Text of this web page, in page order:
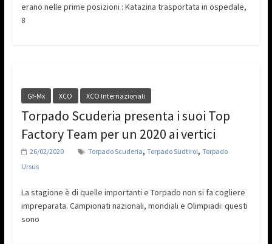
erano nelle prime posizioni : Katazina trasportata in ospedale,
8
Gf-Mx XCO XCO Internazionali
Torpado Scuderia presenta i suoi Top
Factory Team per un 2020 ai vertici
26/02/2020 Torpado Scuderia, Torpado Südtirol, Torpado
Ursus
La stagione è di quelle importanti e Torpado non si fa cogliere
impreparata. Campionati nazionali, mondiali e Olimpiadi: questi
sono